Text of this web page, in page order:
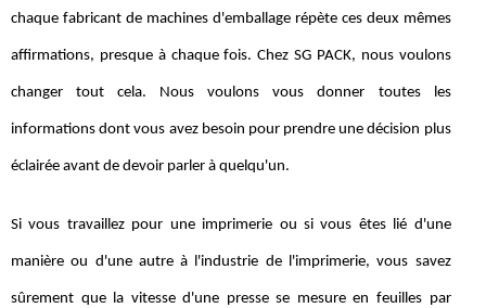
chaque fabricant de machines d'emballage répète ces deux mêmes
affirmations, presque à chaque fois. Chez SG PACK, nous voulons
changer tout cela. Nous voulons vous donner toutes les
informations dont vous avez besoin pour prendre une décision plus
éclairée avant de devoir parler à quelqu'un.
Si vous travaillez pour une imprimerie ou si vous êtes lié d'une
manière ou d'une autre à l'industrie de l'imprimerie, vous savez
sûrement que la vitesse d'une presse se mesure en feuilles par